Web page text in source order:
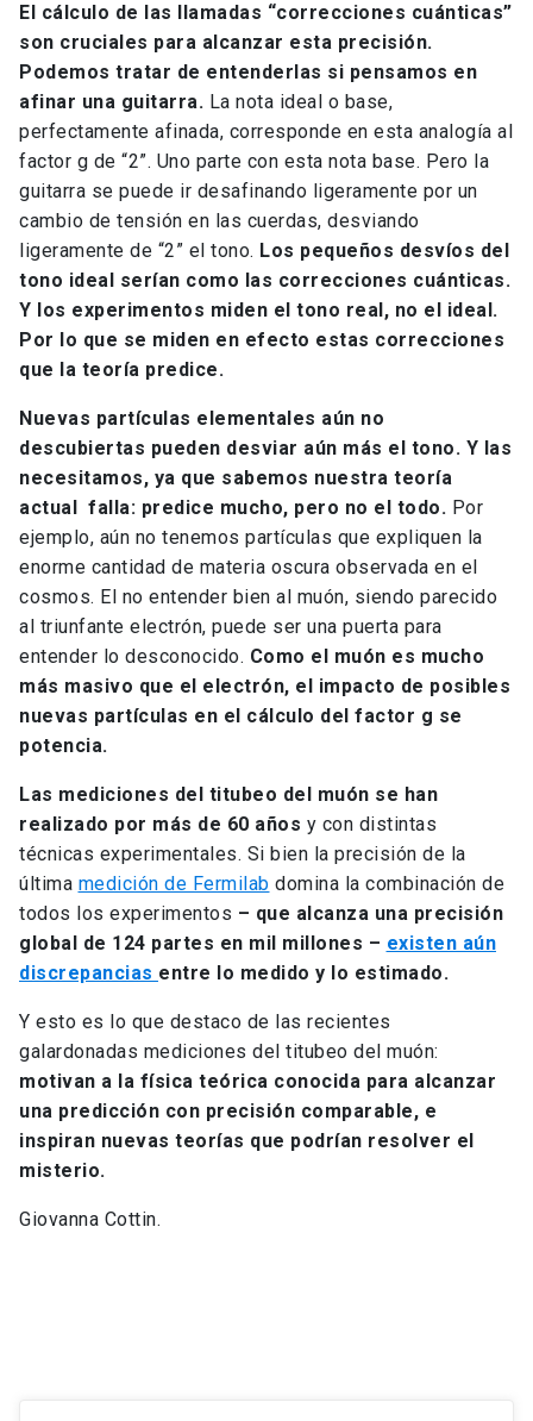
El cálculo de las llamadas “correcciones cuánticas”
son cruciales para alcanzar esta precisión.
Podemos tratar de entenderlas si pensamos en
afinar una guitarra. La nota ideal o base,
perfectamente afinada, corresponde en esta analogía al
factor g de “2”. Uno parte con esta nota base. Pero la
guitarra se puede ir desafinando ligeramente por un
cambio de tensión en las cuerdas, desviando
ligeramente de “2” el tono. Los pequeños desvíos del
tono ideal serían como las correcciones cuánticas.
Y los experimentos miden el tono real, no el ideal.
Por lo que se miden en efecto estas correcciones
que la teoría predice.
Nuevas partículas elementales aún no
descubiertas pueden desviar aún más el tono. Y las
necesitamos, ya que sabemos nuestra teoría
actual falla: predice mucho, pero no el todo. Por
ejemplo, aún no tenemos partículas que expliquen la
enorme cantidad de materia oscura observada en el
cosmos. El no entender bien al muón, siendo parecido
al triunfante electrón, puede ser una puerta para
entender lo desconocido. Como el muón es mucho
más masivo que el electrón, el impacto de posibles
nuevas partículas en el cálculo del factor g se
potencia.
Las mediciones del titubeo del muón se han
realizado por más de 60 años y con distintas
técnicas experimentales. Si bien la precisión de la
última medición de Fermilab domina la combinación de
todos los experimentos – que alcanza una precisión
global de 124 partes en mil millones – existen aún
discrepancias entre lo medido y lo estimado.
Y esto es lo que destaco de las recientes
galardonadas mediciones del titubeo del muón:
motivan a la física teórica conocida para alcanzar
una predicción con precisión comparable, e
inspiran nuevas teorías que podrían resolver el
misterio.
Giovanna Cottin.